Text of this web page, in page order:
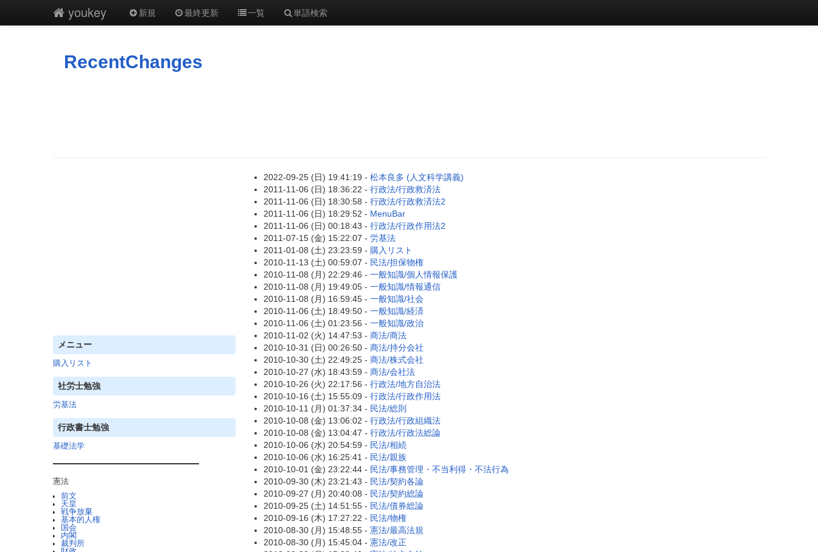
youkey 新規 最終更新 一覧 単語検索
RecentChanges
メニュー
購入リスト
社労士勉強
労基法
行政書士勉強
基礎法学
憲法
前文
天皇
戦争放棄
基本的人権
国会
内閣
裁判所
2022-09-25 (日) 19:41:19 - 松本良多 (人文科学講義)
2011-11-06 (日) 18:36:22 - 行政法/行政救済法
2011-11-06 (日) 18:30:58 - 行政法/行政救済法2
2011-11-06 (日) 18:29:52 - MenuBar
2011-11-06 (日) 00:18:43 - 行政法/行政作用法2
2011-07-15 (金) 15:22:07 - 労基法
2011-01-08 (土) 23:23:59 - 購入リスト
2010-11-13 (土) 00:59:07 - 民法/担保物権
2010-11-08 (月) 22:29:46 - 一般知識/個人情報保護
2010-11-08 (月) 19:49:05 - 一般知識/情報通信
2010-11-08 (月) 16:59:45 - 一般知識/社会
2010-11-06 (土) 18:49:50 - 一般知識/経済
2010-11-06 (土) 01:23:56 - 一般知識/政治
2010-11-02 (火) 14:47:53 - 商法/商法
2010-10-31 (日) 00:26:50 - 商法/持分会社
2010-10-30 (土) 22:49:25 - 商法/株式会社
2010-10-27 (水) 18:43:59 - 商法/会社法
2010-10-26 (火) 22:17:56 - 行政法/地方自治法
2010-10-16 (土) 15:55:09 - 行政法/行政作用法
2010-10-11 (月) 01:37:34 - 民法/総則
2010-10-08 (金) 13:06:02 - 行政法/行政組織法
2010-10-08 (金) 13:04:47 - 行政法/行政法総論
2010-10-06 (水) 20:54:59 - 民法/相続
2010-10-06 (水) 16:25:41 - 民法/親族
2010-10-01 (金) 23:22:44 - 民法/事務管理・不当利得・不法行為
2010-09-30 (木) 23:21:43 - 民法/契約各論
2010-09-27 (月) 20:40:08 - 民法/契約総論
2010-09-25 (土) 14:51:55 - 民法/債券総論
2010-09-16 (木) 17:27:22 - 民法/物権
2010-08-30 (月) 15:48:55 - 憲法/最高法規
2010-08-30 (月) 15:45:04 - 憲法/改正